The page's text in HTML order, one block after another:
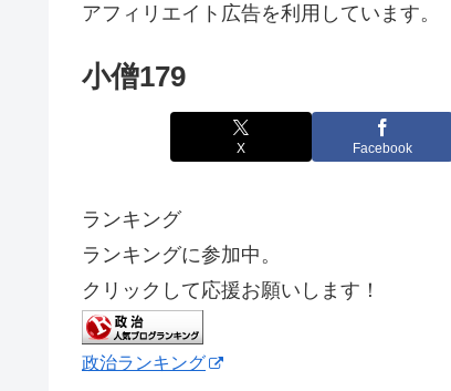
アフィリエイト広告を利用しています。
小僧179
X Facebook
ランキング
ランキングに参加中。
クリックして応援お願いします！
政治ランキング